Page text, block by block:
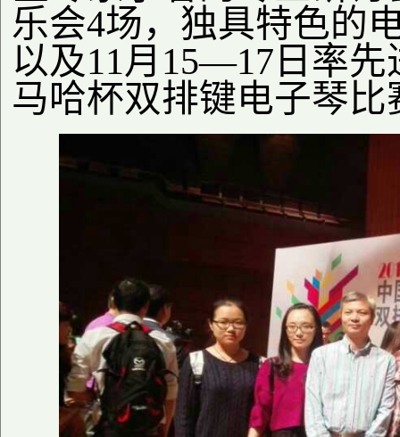
乐会4场，独具特色的
以及11月15—17日率先
马哈杯双排键电子琴